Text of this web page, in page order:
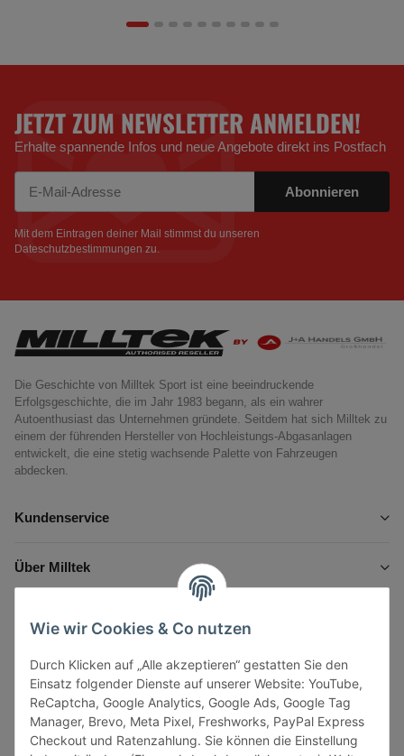
Wie wir Cookies & Co nutzen
Durch Klicken auf „Alle akzeptieren“ gestatten Sie den
Einsatz folgender Dienste auf unserer Website: YouTube,
ReCaptcha, Google Analytics, Google Ads, Google Tag
Manager, Brevo, Meta Pixel, Freshworks, PayPal Express
Checkout und Ratenzahlung. Sie können die Einstellung
JETZT ZUM NEWSLETTER ANMELDEN!
Erhalte spannende Infos und neue Angebote direkt ins Postfach
Abonnieren
Mit dem Eintragen deiner Mail stimmst du unseren
Dateschutzbestimmungen zu.
Die Geschichte von Milltek Sport ist eine beeindruckende
Erfolgsgeschichte, die im Jahr 1983 begann, als ein wahrer
Autoenthusiast das Unternehmen gründete. Seitdem hat sich Milltek zu
einem der führenden Hersteller von Hochleistungs-Abgasanlagen
entwickelt, die eine stetig wachsende Palette von Fahrzeugen
abdecken.
Kundenservice
Über Milltek
Gesetzliche Informationen